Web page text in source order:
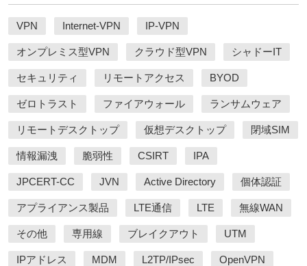
VPN Internet-VPN IP-VPN
オンプレミス型VPN クラウド型VPN シャドーIT
セキュリティ リモートアクセス BYOD
ゼロトラスト ファイアウォール ランサムウェア
リモートデスクトップ 仮想デスクトップ 閉域SIM
情報漏洩 脆弱性 CSIRT IPA
JPCERT-CC JVN Active Directory 個体認証
アプライアンス製品 LTE通信 LTE 無線WAN
その他 専用線 ブレイクアウト UTM
IPアドレス MDM L2TP/IPsec OpenVPN